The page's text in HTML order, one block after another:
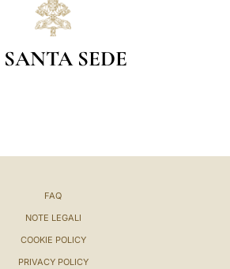
SANTA SEDE
FAQ
NOTE LEGALI
COOKIE POLICY
PRIVACY POLICY